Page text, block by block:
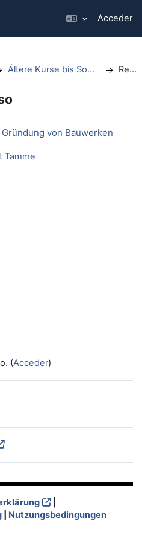
Acceder
Ältere Kurse bis Sommersemester 2021 Resumen
von Bauwerken
Tamme
(Acceder)
Nutzungsbedingungen